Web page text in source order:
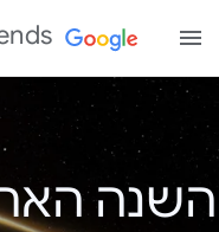
השנה